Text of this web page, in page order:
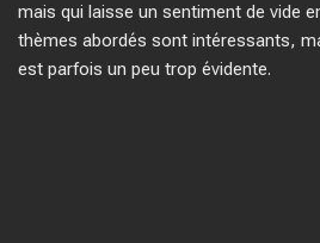
mais qui laisse un sentiment de vide
thèmes abordés sont intéressants,
est parfois un peu trop évidente.